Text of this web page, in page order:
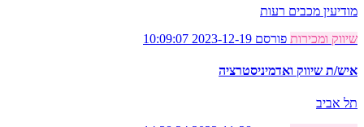
מודיעין מכבים רעות
שיווק ומכירות פורסם 2023-12-19 10:09:07
איש/ת שיווק ואדמיניסטרציה
תל אביב